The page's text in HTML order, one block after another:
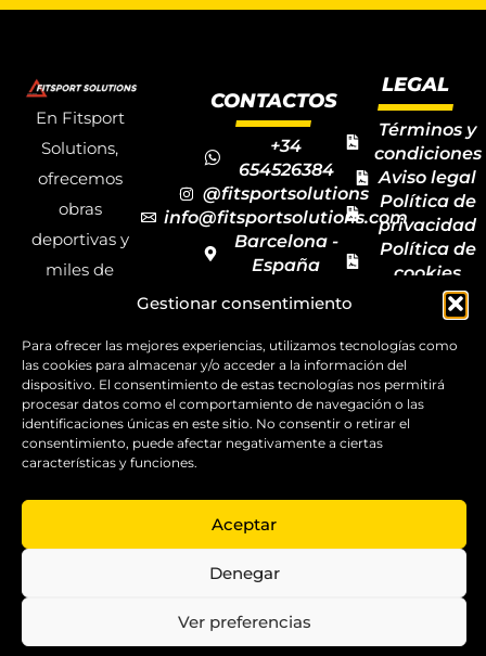
Gestionar consentimiento
Para ofrecer las mejores experiencias, utilizamos tecnologías como
las cookies para almacenar y/o acceder a la información del
dispositivo. El consentimiento de estas tecnologías nos permitirá
procesar datos como el comportamiento de navegación o las
identificaciones únicas en este sitio. No consentir o retirar el
consentimiento, puede afectar negativamente a ciertas
características y funciones.
Aceptar
Denegar
Ver preferencias
En Fitsport
Solutions,
ofrecemos
obras
deportivas y
miles de
deportivos
para todas las
disciplinas,
garantizando
Copyright ©
FitSport
Solutions
CONTACTOS
+34
654526384
@fitsportsolutions
info@fitsportsolutions.com
Barcelona -
España
de contacto
LEGAL
Términos y
condiciones
Aviso legal
Política de
privacidad
Política de
cookies
Mapa del
sitio